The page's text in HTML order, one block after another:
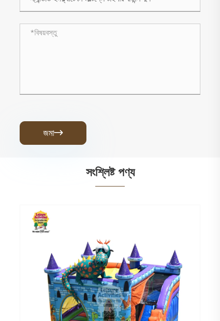
জমা
সংশ্লিষ্ট পণ্য
স্ট্যান্ডার্ড ইনফ্ল্যাটেবল মাল্টিপ্লে ফুটবল বাউন্সি দুর্গ
আরো দেখুন >>